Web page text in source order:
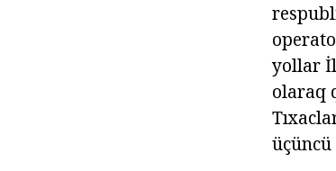
yollar
olaraq
üçüncü